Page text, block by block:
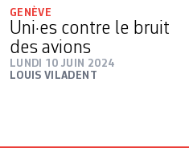
GENÈVE
Uni·es contre le bruit
des avions
LUNDI 10 JUIN 2024
LOUIS VILADENT